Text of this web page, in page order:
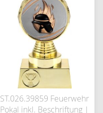
ST.026.39859 Feuerwehr
Pokal inkl. Beschriftung |